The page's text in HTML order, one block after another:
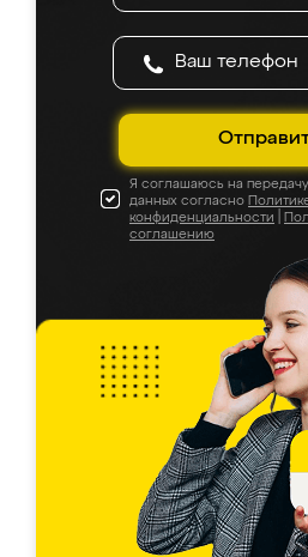
Я соглашаюсь на
данных согласно
конфиденциальности
соглашению